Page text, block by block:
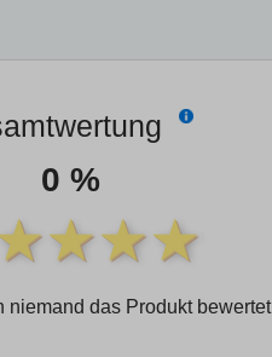
0 %
niemand das Produkt bewertet